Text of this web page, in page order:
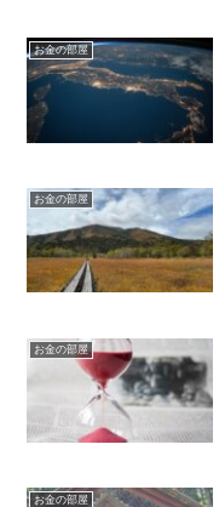
お金の部屋
お金の部屋
お金の部屋
お金の部屋